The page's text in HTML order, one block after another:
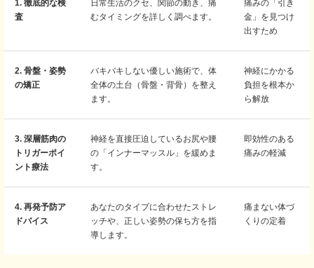
1. 徹底的な検
査
日常生活のクセ、関節の動き、痛
むタイミングを詳しく調べます。
痛みの「引き
金」を見つけ
出すため
2. 骨盤・姿勢
の矯正
バキバキしない優しい施術で、体
全体の土台（骨盤・背骨）を整え
ます。
神経にかかる
負担を根本か
ら解放
3. 深層筋肉の
トリガーポイ
ント療法
神経を直接圧迫しているお尻や腰
の「インナーマッスル」を緩めま
す。
即効性のある
痛みの軽減
4. 再発予防ア
ドバイス
あなたのタイプに合わせたストレ
ッチや、正しい姿勢の保ち方を指
導します。
痛まない体づ
くりの定着